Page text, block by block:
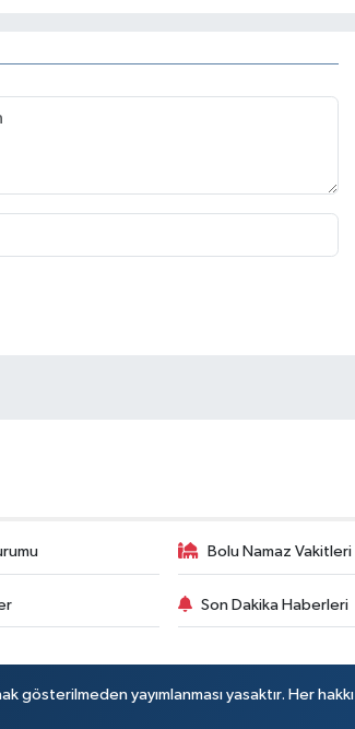
Bolu Namaz Vakitleri
Son Dakika Haberleri
gösterilmeden yayımlanması yasaktır. Her hakkı